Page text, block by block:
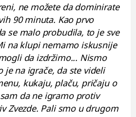
ne možete da dominirate
90 minuta. Kao prvo
se malo probudila, to je sve
na klupi nemamo iskusnije
da izdržimo... Nismo
je na igrače, da ste videli
kukaju, plaču, pričaju o
da ne igramo protiv
Zvezde. Pali smo u drugom